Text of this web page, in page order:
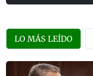
LO MÁS LEÍDO